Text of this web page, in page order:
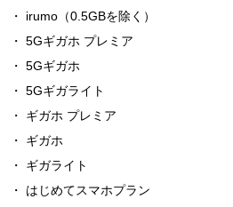
irumo（0.5GBを除く）
5Gギガホ プレミア
5Gギガホ
5Gギガライト
ギガホ プレミア
ギガホ
ギガライト
はじめてスマホプラン